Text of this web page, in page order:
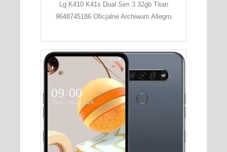
Lg K410 K41s Dual Sim 3 32gb Titan
9648745186 Oficjalne Archiwum Allegro